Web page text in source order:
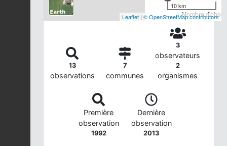
Nombre
10 km
Leaflet | © OpenStreetMap contributors
13
observations
7
communes
3
observateurs
2
organismes
Première
observation
1992
Dernière
observation
2013